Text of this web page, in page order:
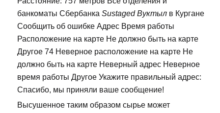
банкоматы Сбербанка Sustaged Вуктыл в Кургане
Сообщить об ошибке Адрес Время работы
Расположение на карте Не должно быть на карте
Другое 74 Неверное расположение на карте Не
должно быть на карте Неверный адрес Неверное
время работы Другое Укажите правильный адрес:
Спасибо, мы приняли ваше сообщение!
Высушенное таким образом сырье может